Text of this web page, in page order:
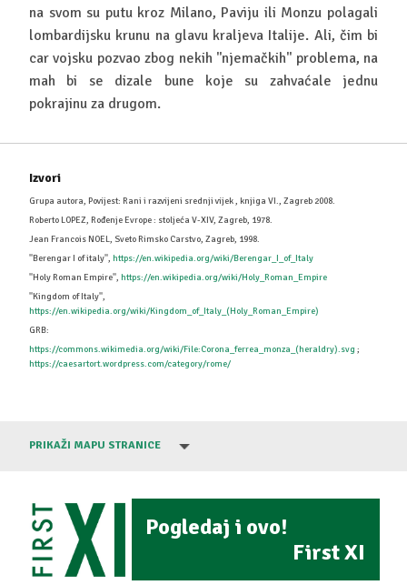
na svom su putu kroz Milano, Paviju ili Monzu polagali
lombardijsku krunu na glavu kraljeva Italije. Ali, čim bi
car vojsku pozvao zbog nekih ''njemačkih'' problema, na
mah bi se dizale bune koje su zahvaćale jednu
pokrajinu za drugom.
Izvori
Grupa autora, Povijest: Rani i razvijeni srednji vijek , knjiga VI., Zagreb 2008.
Roberto LOPEZ, Rođenje Evrope : stoljeća V-XIV, Zagreb, 1978.
Jean Francois NOEL, Sveto Rimsko Carstvo, Zagreb, 1998.
''Berengar I of italy'', https://en.wikipedia.org/wiki/Berengar_I_of_Italy
''Holy Roman Empire'', https://en.wikipedia.org/wiki/Holy_Roman_Empire
''Kingdom of Italy'',
https://en.wikipedia.org/wiki/Kingdom_of_Italy_(Holy_Roman_Empire)
GRB:
https://commons.wikimedia.org/wiki/File:Corona_ferrea_monza_(heraldry).svg ;
https://caesartort.wordpress.com/category/rome/
PRIKAŽI MAPU STRANICE
Pogledaj i ovo!
First XI